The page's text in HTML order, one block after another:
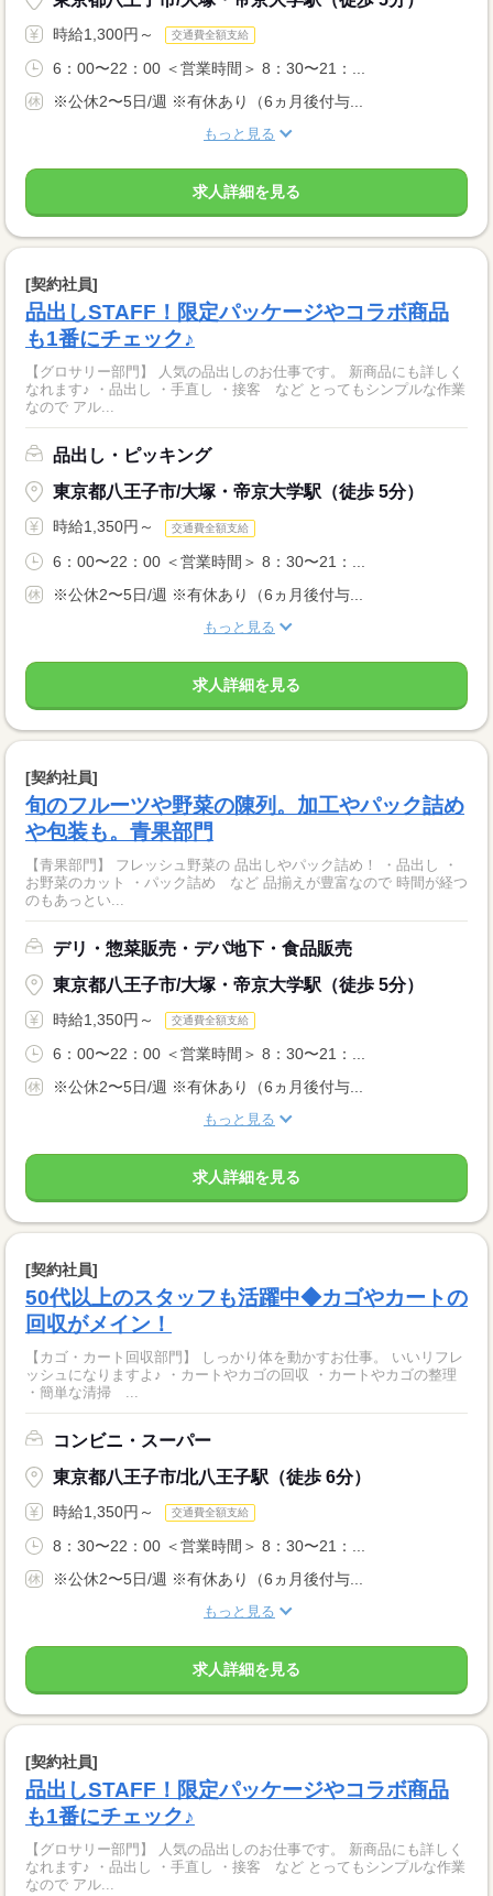
時給1,300円～ 交通費全額支給
6：00〜22：00 ＜営業時間＞ 8：30〜21：...
※公休2〜5日/週 ※有休あり（6ヵ月後付与...
もっと見る
求人詳細を見る
[契約社員]
品出しSTAFF！限定パッケージやコラボ商品
も1番にチェック♪
【グロサリー部門】 人気の品出しのお仕事です。 新商品にも詳しく
なれます♪ ・品出し ・手直し ・接客 など とってもシンプルな作業
なので アル...
品出し・ピッキング
東京都八王子市/大塚・帝京大学駅（徒歩 5分）
時給1,350円～ 交通費全額支給
6：00〜22：00 ＜営業時間＞ 8：30〜21：...
※公休2〜5日/週 ※有休あり（6ヵ月後付与...
もっと見る
求人詳細を見る
[契約社員]
旬のフルーツや野菜の陳列。加工やパック詰め
や包装も。青果部門
【青果部門】 フレッシュ野菜の 品出しやパック詰め！ ・品出し ・
お野菜のカット ・パック詰め など 品揃えが豊富なので 時間が経つ
のもあっとい...
デリ・惣菜販売・デパ地下・食品販売
東京都八王子市/大塚・帝京大学駅（徒歩 5分）
時給1,350円～ 交通費全額支給
6：00〜22：00 ＜営業時間＞ 8：30〜21：...
※公休2〜5日/週 ※有休あり（6ヵ月後付与...
もっと見る
求人詳細を見る
[契約社員]
50代以上のスタッフも活躍中◆カゴやカートの
回収がメイン！
【カゴ・カート回収部門】 しっかり体を動かすお仕事。 いいリフレ
ッシュになりますよ♪ ・カートやカゴの回収 ・カートやカゴの整理
・簡単な清掃 ...
コンビニ・スーパー
東京都八王子市/北八王子駅（徒歩 6分）
時給1,350円～ 交通費全額支給
8：30〜22：00 ＜営業時間＞ 8：30〜21：...
※公休2〜5日/週 ※有休あり（6ヵ月後付与...
もっと見る
求人詳細を見る
[契約社員]
品出しSTAFF！限定パッケージやコラボ商品
も1番にチェック♪
【グロサリー部門】 人気の品出しのお仕事です。 新商品にも詳しく
なれます♪ ・品出し ・手直し ・接客 など とってもシンプルな作業
なので アル...